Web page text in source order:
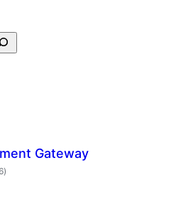
Gateway
total
de
)